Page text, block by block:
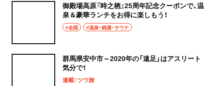
御殿場高原『時之栖』25周年記念クーポンで、温
泉＆豪華ランチをお得に楽しもう！
#全国 #温泉・銭湯・サウナ
群馬県安中市～2020年の「遠足」はアスリート
気分で！
連載：ツウ旅